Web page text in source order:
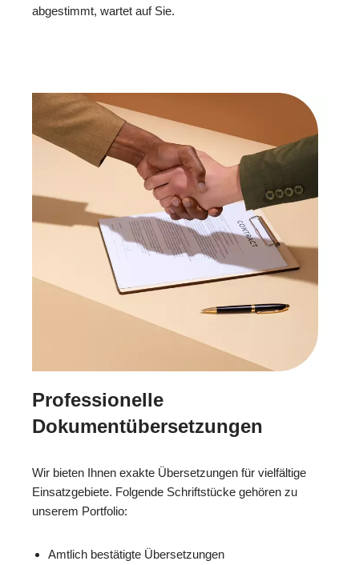
abgestimmt, wartet auf Sie.
Professionelle
Dokumentübersetzungen
Wir bieten Ihnen exakte Übersetzungen für vielfältige
Einsatzgebiete. Folgende Schriftstücke gehören zu
unserem Portfolio:
Amtlich bestätigte Übersetzungen